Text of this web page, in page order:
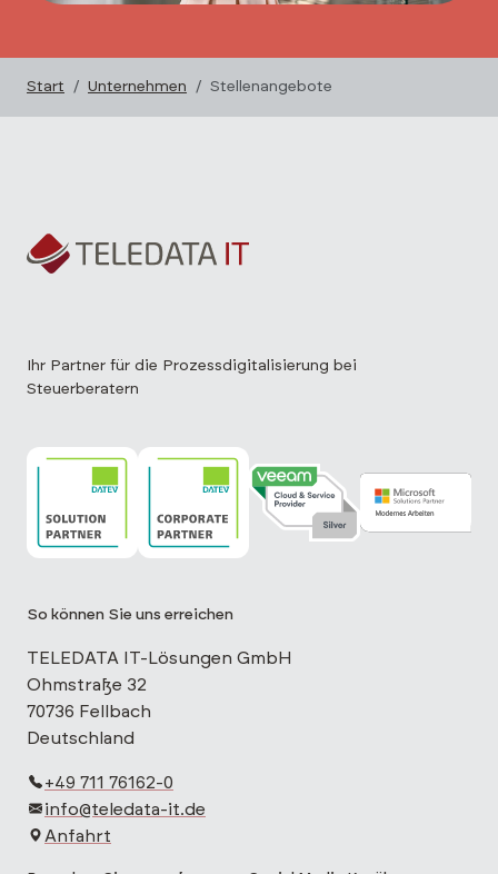
Start Unternehmen Stellenangebote
Ihr Partner für die Prozessdigitalisierung bei
Steuerberatern
So können Sie uns erreichen
TELEDATA IT-Lösungen GmbH
Ohmstraße 32
70736 Fellbach
Deutschland
+49 711 76162-0
info@teledata-it.de
Anfahrt